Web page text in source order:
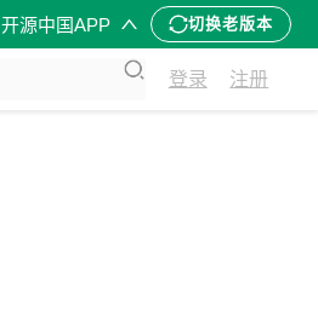
开源中国APP 切换老版本
登录 注册